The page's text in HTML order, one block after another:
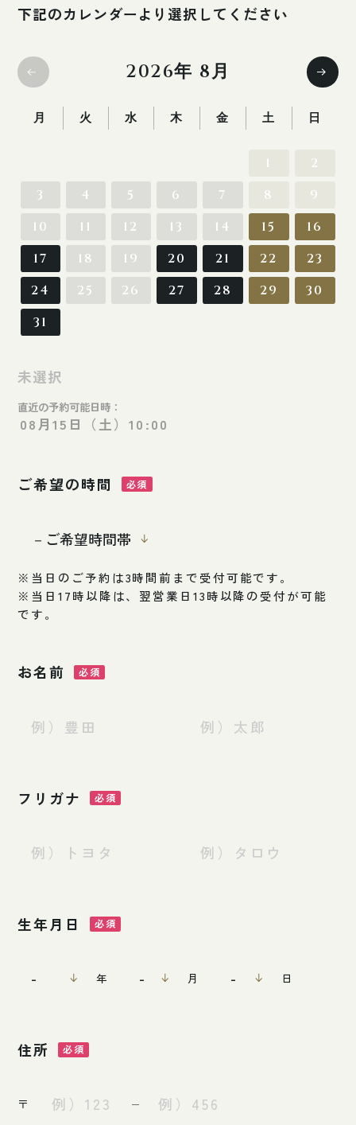
下記のカレンダーより選択してください
2026年 8月
月 火 水 木 金 土 日
1
2
3
4 5 6 7 8
9
10
11 12 13 14 15
16
17
18 19 20 21 22
23
24
25 26 27 28 29
30
31
直近の予約可能日時：
08月15 日（土）10:00
ご希望の時間
※当日のご予約は3時間前まで受付可能です。
※当日17時以降は、翌営業日13時以降の受付が可能
です。
お名前
フリガナ
生年月日
年 月 日
住所